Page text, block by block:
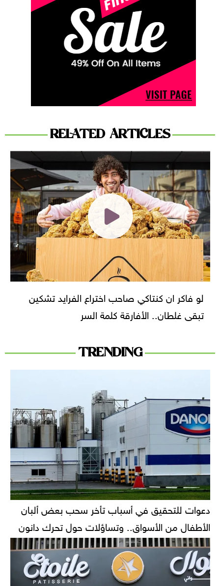
RELATED ARTICLES
لو فاكر ان كنتاكي صاحب اختراع الفرايد تشكين
تبقى غلطان.. الأفارقة كلمة السر
TRENDING
دعوات للتحقيق في أسباب تأخر سحب بعض ألبان
الأطفال من الأسواق.. وتساؤلات حول تحرك دانون